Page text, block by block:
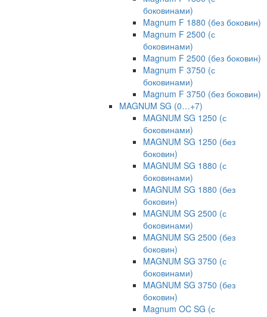
боковинами)
Magnum F 1880 (без боковин)
Magnum F 2500 (с
боковинами)
Magnum F 2500 (без боковин)
Magnum F 3750 (с
боковинами)
Magnum F 3750 (без боковин)
MAGNUM SG (0…+7)
MAGNUM SG 1250 (с
боковинами)
MAGNUM SG 1250 (без
боковин)
MAGNUM SG 1880 (с
боковинами)
MAGNUM SG 1880 (без
боковин)
MAGNUM SG 2500 (с
боковинами)
MAGNUM SG 2500 (без
боковин)
MAGNUM SG 3750 (с
боковинами)
MAGNUM SG 3750 (без
боковин)
Magnum OC SG (с